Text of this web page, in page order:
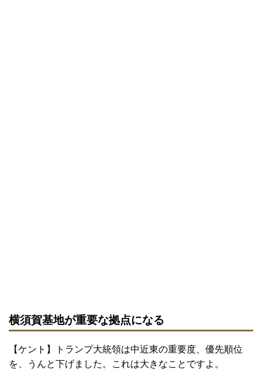
横須賀基地が重要な拠点になる
【ケント】トランプ大統領は中近東の重要度、優先順位
を、うんと下げました。これは大きなことですよ。